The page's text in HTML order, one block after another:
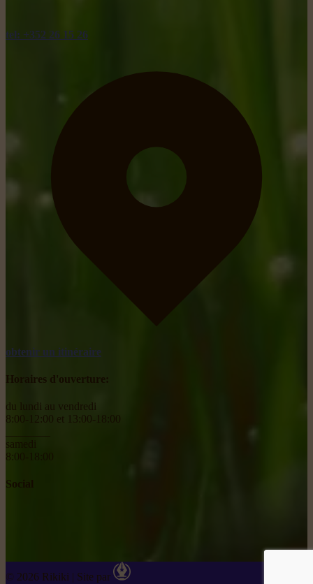
tel: +352 26 15 26
obtenir un itinéraire
Horaires d'ouverture:
du lundi au vendredi
8:00-12:00 et 13:00-18:00
samedi
8:00-18:00
Social
© 2026 Rikiki | Site par